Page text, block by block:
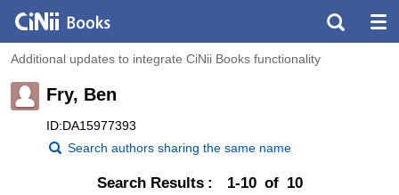
Additional updates to integrate CiNii Books functionality
Fry, Ben
ID:DA15977393
Search authors sharing the same name
Search Results 1-10 of 10